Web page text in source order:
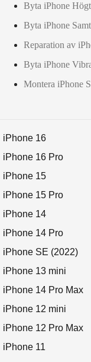
Byta iPhone
Byta iPhone
Reparation av
Byta iPhone
Montera iPhone
iPhone 16
iPhone 16 Pro
iPhone 15
iPhone 15 Pro
iPhone 14
iPhone 14 Pro
iPhone SE (2022)
iPhone 13 mini
iPhone 14 Pro Max
iPhone 12 mini
iPhone 12 Pro Max
iPhone 11